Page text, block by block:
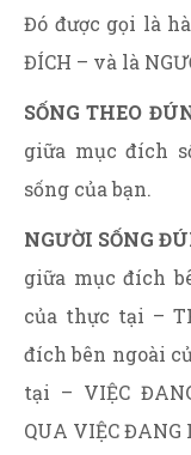
Đó được gọi là
ĐÍCH – và là
SỐNG THEO
giữa mục đích
sống của bạn.
NGƯỜI SỐNG
giữa mục đích
của thực tại –
đích bên ngoài
tại – VIỆC
QUA VIỆC ĐANG